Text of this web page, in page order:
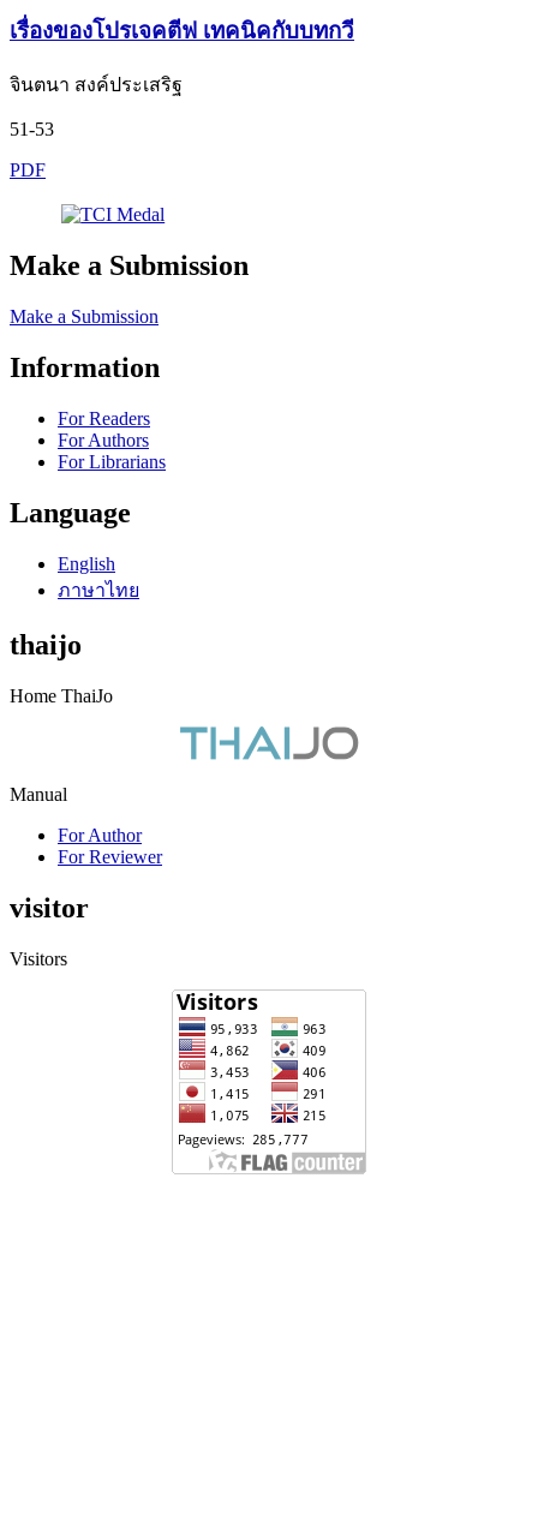
เรื่องของโปรเจคตีฟ เทคนิคกับบทกวี
จินตนา สงค์ประเสริฐ
51-53
PDF
Make a Submission
Make a Submission
Information
For Readers
For Authors
For Librarians
Language
English
ภาษาไทย
thaijo
Home ThaiJo
Manual
For Author
For Reviewer
visitor
Visitors